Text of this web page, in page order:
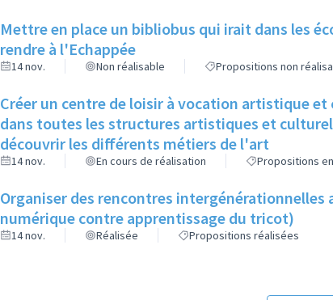
Mettre en place un bibliobus qui irait dans les
rendre à l'Echappée
14 nov. Non réalisable Propositions non
Créer un centre de loisir à vocation artistique
dans toutes les structures artistiques et
découvrir les différents métiers de l'art
14 nov. En cours de réalisation Propositions
Organiser des rencontres intergénérationnelles
numérique contre apprentissage du tricot)
14 nov. Réalisée Propositions réalisées